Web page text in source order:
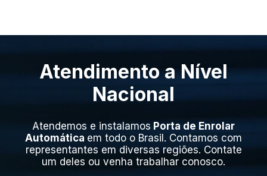
Atendimento a Nível
Nacional
Atendemos e instalamos Porta de Enrolar
Automática em todo o Brasil. Contamos com
representantes em diversas regiões. Contate
um deles ou venha trabalhar conosco.